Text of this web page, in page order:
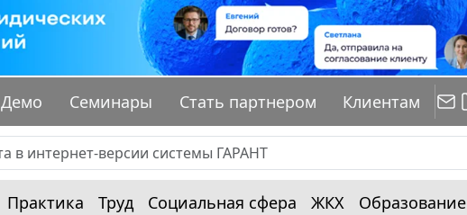
Демо Семинары Стать партнером Клиентам
Практика Труд Социальная сфера ЖКХ Образование